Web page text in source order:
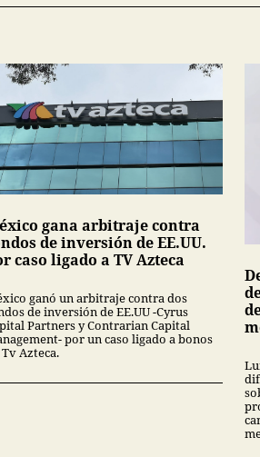
gana arbitraje contra
de inversión de EE.UU.
caso ligado a TV Azteca
ganó un arbitraje contra dos
de inversión de EE.UU -Cyrus
Partners y Contrarian Capital
por un caso ligado a bonos
Azteca.